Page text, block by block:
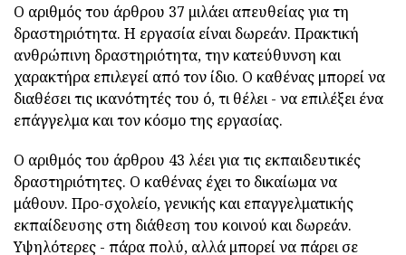
Ο αριθμός του άρθρου 37 μιλάει απευθείας για τη
δραστηριότητα. Η εργασία είναι δωρεάν. Πρακτική
ανθρώπινη δραστηριότητα, την κατεύθυνση και
χαρακτήρα επιλεγεί από τον ίδιο. Ο καθένας μπορεί να
διαθέσει τις ικανότητές του ό, τι θέλει - να επιλέξει ένα
επάγγελμα και τον κόσμο της εργασίας.
Ο αριθμός του άρθρου 43 λέει για τις εκπαιδευτικές
δραστηριότητες. Ο καθένας έχει το δικαίωμα να
μάθουν. Προ-σχολείο, γενικής και επαγγελματικής
εκπαίδευσης στη διάθεση του κοινού και δωρεάν.
Υψηλότερες - πάρα πολύ, αλλά μπορεί να πάρει σε